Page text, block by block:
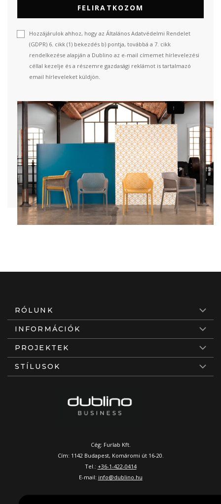
FELIRATKOZOM
Hozzájárulok ahhoz, hogy az Általános Adatvédelmi Rendelet
(GDPR) 6. cikk (1) bekezdés b) pontja, továbbá a 7. cikk
rendelkezése alapján a Dublino az e-mail címemet hírlevelezési
céllal kezelje és a részemre gazdasági reklámot is tartalmazó
email hírleveleket küldjön.
RÓLUNK
INFORMÁCIÓK
PROJEKTEK
STÍLUSOK
Cég: Furlab Kft.
Cím: 1142 Budapest, Komáromi út 16-20.
Tel.: +36-1-422-0414
E-mail: info@dublino.hu